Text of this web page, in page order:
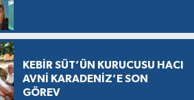
KEBİR SÜT’ÜN KURUCUSU HACI
AVNİ KARADENİZ’E SON
GÖREV